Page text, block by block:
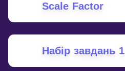
Scale Factor
Набір завдань 1